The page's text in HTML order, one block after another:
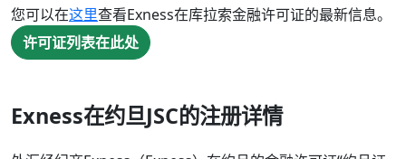
您可以在这里查看Exness在库拉索金融许可证的最新信息。
许可证列表在此处
Exness在约旦JSC的注册详情